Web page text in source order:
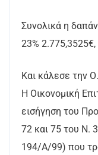
Συνολικά η
23%
Και κάλεσε την
Η Οικονομική
εισήγηση του
72 και 75 του Ν.
194/Α/99) που